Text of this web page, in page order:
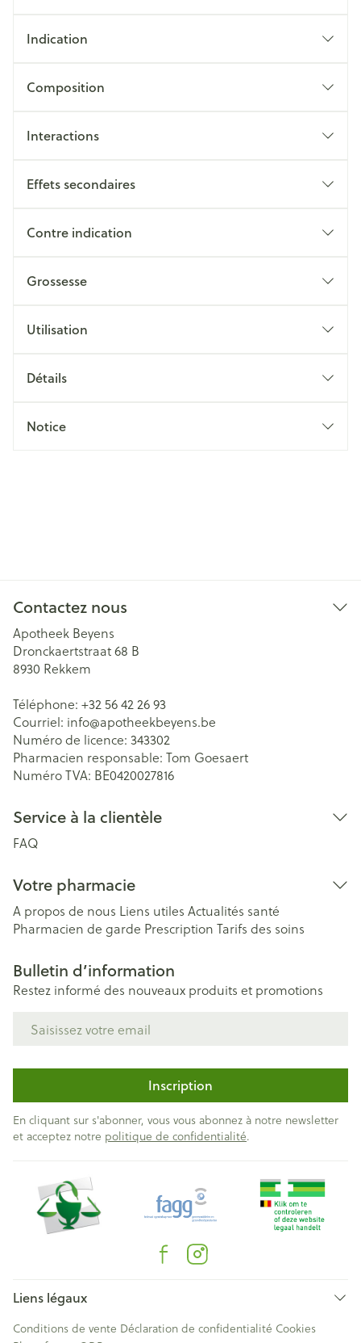
Indication
Composition
Interactions
Effets secondaires
Contre indication
Grossesse
Utilisation
Détails
Notice
Contactez nous
Apotheek Beyens
Dronckaertstraat 68 B
8930 Rekkem
Téléphone: +32 56 42 26 93
Courriel: info@apotheekbeyens.be
Numéro de licence: 343302
Pharmacien responsable: Tom Goesaert
Numéro TVA: BE0420027816
Service à la clientèle
FAQ
Votre pharmacie
A propos de nous Liens utiles Actualités santé
Pharmacien de garde Prescription Tarifs des soins
Bulletin d’information
Restez informé des nouveaux produits et promotions
Inscription
En cliquant sur s'abonner, vous vous abonnez à notre newsletter
et acceptez notre politique de confidentialité.
Liens légaux
Conditions de vente Déclaration de confidentialité Cookies